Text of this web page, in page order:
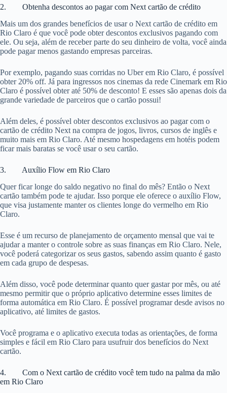
2. Obtenha descontos ao pagar com Next cartão de crédito
Mais um dos grandes benefícios de usar o Next cartão de crédito em
Rio Claro é que você pode obter descontos exclusivos pagando com
ele. Ou seja, além de receber parte do seu dinheiro de volta, você ainda
pode pagar menos gastando empresas parceiras.
Por exemplo, pagando suas corridas no Uber em Rio Claro, é possível
obter 20% off. Já para ingressos nos cinemas da rede Cinemark em Rio
Claro é possível obter até 50% de desconto! E esses são apenas dois da
grande variedade de parceiros que o cartão possui!
Além deles, é possível obter descontos exclusivos ao pagar com o
cartão de crédito Next na compra de jogos, livros, cursos de inglês e
muito mais em Rio Claro. Até mesmo hospedagens em hotéis podem
ficar mais baratas se você usar o seu cartão.
3. Auxílio Flow em Rio Claro
Quer ficar longe do saldo negativo no final do mês? Então o Next
cartão também pode te ajudar. Isso porque ele oferece o auxílio Flow,
que visa justamente manter os clientes longe do vermelho em Rio
Claro.
Esse é um recurso de planejamento de orçamento mensal que vai te
ajudar a manter o controle sobre as suas finanças em Rio Claro. Nele,
você poderá categorizar os seus gastos, sabendo assim quanto é gasto
em cada grupo de despesas.
Além disso, você pode determinar quanto quer gastar por mês, ou até
mesmo permitir que o próprio aplicativo determine esses limites de
forma automática em Rio Claro. É possível programar desde avisos no
aplicativo, até limites de gastos.
Você programa e o aplicativo executa todas as orientações, de forma
simples e fácil em Rio Claro para usufruir dos benefícios do Next
cartão.
4. Com o Next cartão de crédito você tem tudo na palma da mão
em Rio Claro